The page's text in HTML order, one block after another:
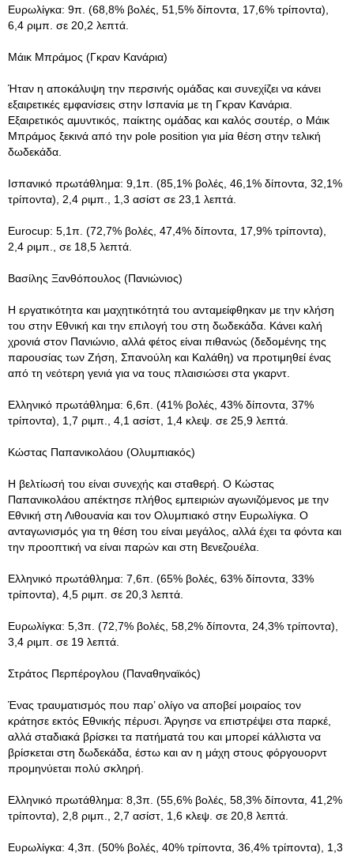
Ευρωλίγκα: 9π. (68,8% βολές, 51,5% δίποντα, 17,6% τρίποντα),
6,4 ριμπ. σε 20,2 λεπτά.
Μάικ Μπράμος (Γκραν Κανάρια)
Ήταν η αποκάλυψη την περσινής ομάδας και συνεχίζει να κάνει
εξαιρετικές εμφανίσεις στην Ισπανία με τη Γκραν Κανάρια.
Εξαιρετικός αμυντικός, παίκτης ομάδας και καλός σουτέρ, ο Μάικ
Μπράμος ξεκινά από την pole position για μία θέση στην τελική
δωδεκάδα.
Ισπανικό πρωτάθλημα: 9,1π. (85,1% βολές, 46,1% δίποντα, 32,1%
τρίποντα), 2,4 ριμπ., 1,3 ασίστ σε 23,1 λεπτά.
Eurocup: 5,1π. (72,7% βολές, 47,4% δίποντα, 17,9% τρίποντα),
2,4 ριμπ., σε 18,5 λεπτά.
Βασίλης Ξανθόπουλος (Πανιώνιος)
Η εργατικότητα και μαχητικότητά του ανταμείφθηκαν με την κλήση
του στην Εθνική και την επιλογή του στη δωδεκάδα. Κάνει καλή
χρονιά στον Πανιώνιο, αλλά φέτος είναι πιθανώς (δεδομένης της
παρουσίας των Ζήση, Σπανούλη και Καλάθη) να προτιμηθεί ένας
από τη νεότερη γενιά για να τους πλαισιώσει στα γκαρντ.
Ελληνικό πρωτάθλημα: 6,6π. (41% βολές, 43% δίποντα, 37%
τρίποντα), 1,7 ριμπ., 4,1 ασίστ, 1,4 κλεψ. σε 25,9 λεπτά.
Κώστας Παπανικολάου (Ολυμπιακός)
Η βελτίωσή του είναι συνεχής και σταθερή. Ο Κώστας
Παπανικολάου απέκτησε πλήθος εμπειριών αγωνιζόμενος με την
Εθνική στη Λιθουανία και τον Ολυμπιακό στην Ευρωλίγκα. Ο
ανταγωνισμός για τη θέση του είναι μεγάλος, αλλά έχει τα φόντα και
την προοπτική να είναι παρών και στη Βενεζουέλα.
Ελληνικό πρωτάθλημα: 7,6π. (65% βολές, 63% δίποντα, 33%
τρίποντα), 4,5 ριμπ. σε 20,3 λεπτά.
Ευρωλίγκα: 5,3π. (72,7% βολές, 58,2% δίποντα, 24,3% τρίποντα),
3,4 ριμπ. σε 19 λεπτά.
Στράτος Περπέρογλου (Παναθηναϊκός)
Ένας τραυματισμός που παρ’ ολίγο να αποβεί μοιραίος τον
κράτησε εκτός Εθνικής πέρυσι. Άργησε να επιστρέψει στα παρκέ,
αλλά σταδιακά βρίσκει τα πατήματά του και μπορεί κάλλιστα να
βρίσκεται στη δωδεκάδα, έστω και αν η μάχη στους φόργουορντ
προμηνύεται πολύ σκληρή.
Ελληνικό πρωτάθλημα: 8,3π. (55,6% βολές, 58,3% δίποντα, 41,2%
τρίποντα), 2,8 ριμπ., 2,7 ασίστ, 1,6 κλεψ. σε 20,8 λεπτά.
Ευρωλίγκα: 4,3π. (50% βολές, 40% τρίποντα, 36,4% τρίποντα), 1,3